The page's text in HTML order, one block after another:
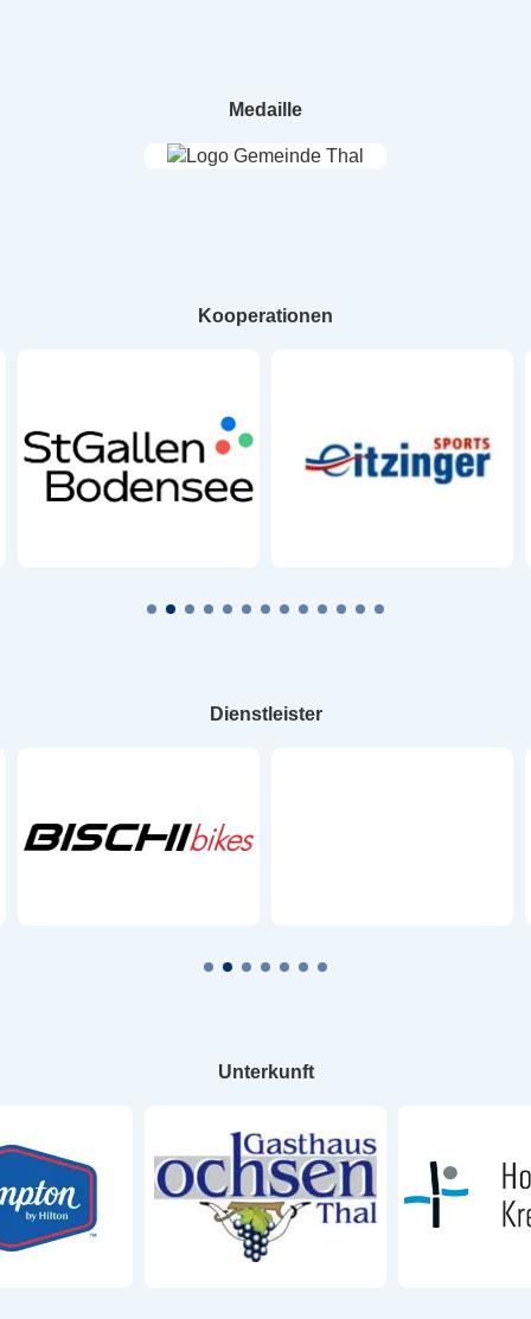
Medaille
Kooperationen
Dienstleister
Unterkunft